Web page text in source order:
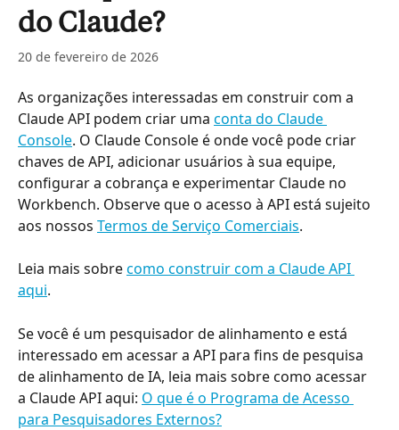
do Claude?
20 de fevereiro de 2026
As organizações interessadas em construir com a
Claude API podem criar uma conta do Claude
Console. O Claude Console é onde você pode criar
chaves de API, adicionar usuários à sua equipe,
configurar a cobrança e experimentar Claude no
Workbench. Observe que o acesso à API está sujeito
aos nossos Termos de Serviço Comerciais.
Leia mais sobre como construir com a Claude API
aqui.
Se você é um pesquisador de alinhamento e está
interessado em acessar a API para fins de pesquisa
de alinhamento de IA, leia mais sobre como acessar
a Claude API aqui: O que é o Programa de Acesso
para Pesquisadores Externos?